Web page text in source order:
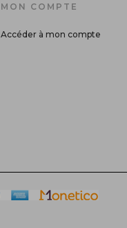
MON COMPTE
Accéder à mon compte